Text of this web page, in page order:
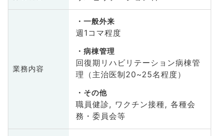
業務内容
一般外来
週1コマ程度
病棟管理
回復期リハビリテーション病棟管
理（主治医制20~25名程度）
その他
職員健診, ワクチン接種, 各種会
務・委員会等